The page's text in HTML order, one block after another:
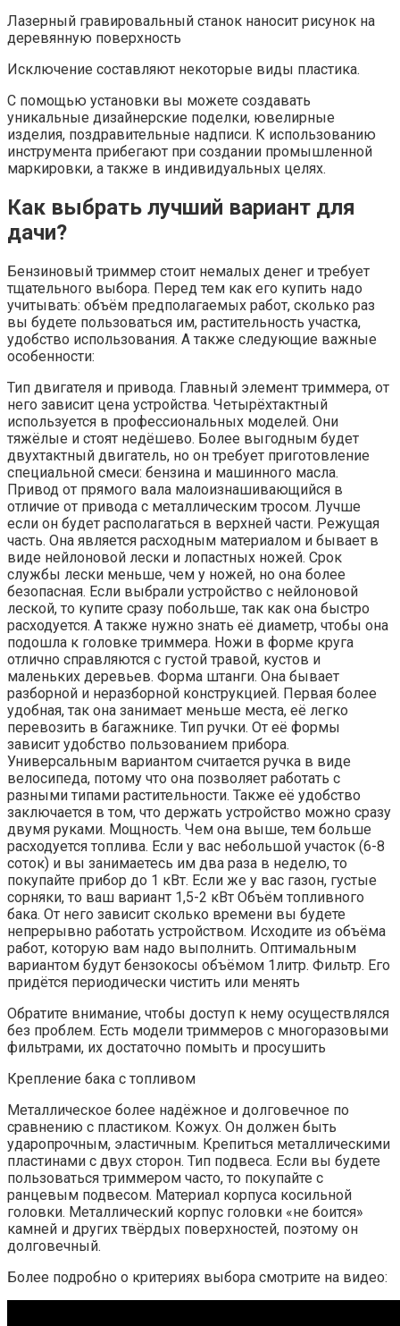
Лазерный гравировальный станок наносит рисунок на
деревянную поверхность
Исключение составляют некоторые виды пластика.
С помощью установки вы можете создавать
уникальные дизайнерские поделки, ювелирные
изделия, поздравительные надписи. К использованию
инструмента прибегают при создании промышленной
маркировки, а также в индивидуальных целях.
Как выбрать лучший вариант для
дачи?
Бензиновый триммер стоит немалых денег и требует
тщательного выбора. Перед тем как его купить надо
учитывать: объём предполагаемых работ, сколько раз
вы будете пользоваться им, растительность участка,
удобство использования. А также следующие важные
особенности:
Тип двигателя и привода. Главный элемент триммера, от
него зависит цена устройства. Четырёхтактный
используется в профессиональных моделей. Они
тяжёлые и стоят недёшево. Более выгодным будет
двухтактный двигатель, но он требует приготовление
специальной смеси: бензина и машинного масла.
Привод от прямого вала малоизнашивающийся в
отличие от привода с металлическим тросом. Лучше
если он будет располагаться в верхней части. Режущая
часть. Она является расходным материалом и бывает в
виде нейлоновой лески и лопастных ножей. Срок
службы лески меньше, чем у ножей, но она более
безопасная. Если выбрали устройство с нейлоновой
леской, то купите сразу побольше, так как она быстро
расходуется. А также нужно знать её диаметр, чтобы она
подошла к головке триммера. Ножи в форме круга
отлично справляются с густой травой, кустов и
маленьких деревьев. Форма штанги. Она бывает
разборной и неразборной конструкцией. Первая более
удобная, так она занимает меньше места, её легко
перевозить в багажнике. Тип ручки. От её формы
зависит удобство пользованием прибора.
Универсальным вариантом считается ручка в виде
велосипеда, потому что она позволяет работать с
разными типами растительности. Также её удобство
заключается в том, что держать устройство можно сразу
двумя руками. Мощность. Чем она выше, тем больше
расходуется топлива. Если у вас небольшой участок (6-8
соток) и вы занимаетесь им два раза в неделю, то
покупайте прибор до 1 кВт. Если же у вас газон, густые
сорняки, то ваш вариант 1,5-2 кВт Объём топливного
бака. От него зависит сколько времени вы будете
непрерывно работать устройством. Исходите из объёма
работ, которую вам надо выполнить. Оптимальным
вариантом будут бензокосы объёмом 1литр. Фильтр. Его
придётся периодически чистить или менять
Обратите внимание, чтобы доступ к нему осуществлялся
без проблем. Есть модели триммеров с многоразовыми
фильтрами, их достаточно помыть и просушить
Крепление бака с топливом
Металлическое более надёжное и долговечное по
сравнению с пластиком. Кожух. Он должен быть
ударопрочным, эластичным. Крепиться металлическими
пластинами с двух сторон. Тип подвеса. Если вы будете
пользоваться триммером часто, то покупайте с
ранцевым подвесом. Материал корпуса косильной
головки. Металлический корпус головки «не боится»
камней и других твёрдых поверхностей, поэтому он
долговечный.
Более подробно о критериях выбора смотрите на видео: